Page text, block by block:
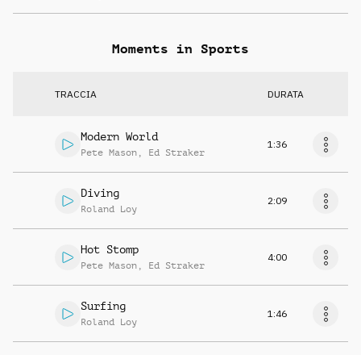
Moments in Sports
TRACCIA DURATA
Modern World
Pete Mason , Ed Straker
1:36
Diving
Roland Loy
2:09
Hot Stomp
Pete Mason , Ed Straker
4:00
Surfing
Roland Loy
1:46